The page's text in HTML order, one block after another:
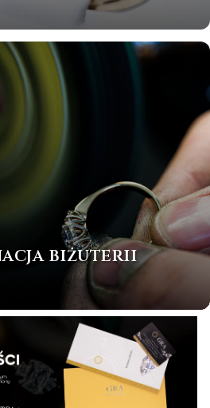
biżuterii